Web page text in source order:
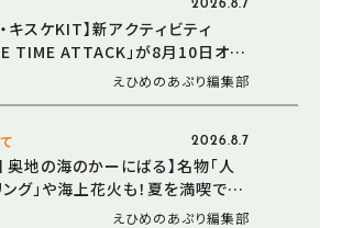
2026.8.7
キスケKIT】新アクティビティ
TIME ATTACK」が8月10日オー
る・登る・くぐる――全身で障害物に挑
えひめのあぷり編集部
2026.8.7
奥地の海のかーにばる】名物「人
グ」や海上花火も！夏を満喫でき
ベント（愛媛/西予市）えひめのあぷり編集部